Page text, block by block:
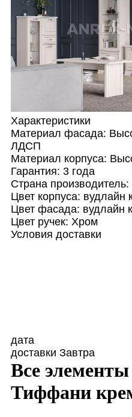
Характеристики
Материал фасада:
ЛДСП
Материал корпуса:
Гарантия: 3 года
Страна производитель:
Цвет корпуса: вудлайн
Цвет фасада: вудлайн
Цвет ручек: Хром
Условия доставки
дата
доставки Завтра
Все
Тиффани